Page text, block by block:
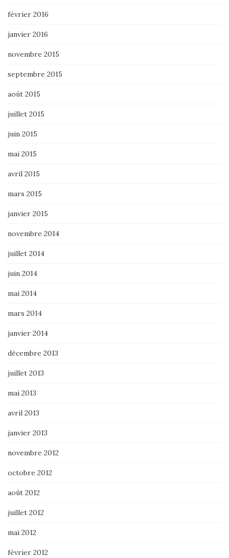
février 2016
janvier 2016
novembre 2015
septembre 2015
août 2015
juillet 2015
juin 2015
mai 2015
avril 2015
mars 2015
janvier 2015
novembre 2014
juillet 2014
juin 2014
mai 2014
mars 2014
janvier 2014
décembre 2013
juillet 2013
mai 2013
avril 2013
janvier 2013
novembre 2012
octobre 2012
août 2012
juillet 2012
mai 2012
février 2012